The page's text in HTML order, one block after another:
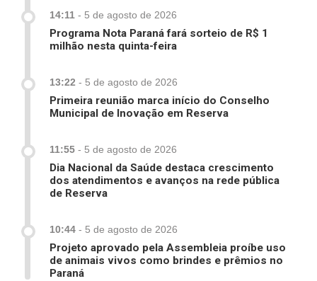
14:11 - 5 de agosto de 2026
Programa Nota Paraná fará sorteio de R$ 1
milhão nesta quinta-feira
13:22 - 5 de agosto de 2026
Primeira reunião marca início do Conselho
Municipal de Inovação em Reserva
11:55 - 5 de agosto de 2026
Dia Nacional da Saúde destaca crescimento
dos atendimentos e avanços na rede pública
de Reserva
10:44 - 5 de agosto de 2026
Projeto aprovado pela Assembleia proíbe uso
de animais vivos como brindes e prêmios no
Paraná